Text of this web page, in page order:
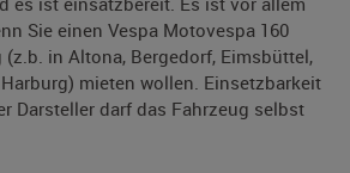
Sie einen Vespa Motovespa 160
in Altona, Bergedorf, Eimsbüttel,
mieten wollen. Einsetzbarkeit
Darsteller darf das Fahrzeug selbst